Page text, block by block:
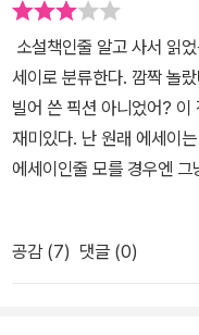
위치로 나아가기 위해 아직도 정
인종분리 정책, 아파르트
가의 이름으로 자행된 인
은 교육을 통해 피지배자
의 지배 체제를 연장했다.
노동자로 살아가게 만드는
리에 밝은 에스키의 할머니
하고, “백인은 우리의 신
소설책인줄 알고 사서 읽
세이로 분류한다. 깜짝 놀
빌어 쓴 픽션 아니었어? 이
재미있다. 난 원래 에세이
에세이인줄 모를 경우엔
어째 '애새끼' 하는 어감의
에스키는 어려서 부모님과
냐하면, 1920년대 초반엔
공감 (7) 댓글 (0)